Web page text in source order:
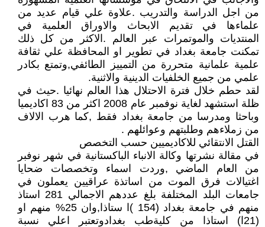
من اجل الدراسة والتدريب .علاوة علي قيام عديد من
علماءها في تقديم الابحاث والاوراق العلمية في
المنتديات والموتمرات عبر العالم .الاكثر من كل ذلك
تمكنت جامعة بغداد في تطوير او المحافظة علي ثقافة
علمية علمانية متحررة من التمييز الطائفي,وتمتع بكادر
علمي من جميع الخلفيات الدينية والاثنية.
لقد حطم خلال فترة الاحتلال هذا العالم نهائيا .حيث في
ظلة استشهد لغاية نوفمبر عام 2008 اكثر من 83 اكاديميا
وباحثا ومدرسا من جامعة بغداد فقط ,كما هرب الالاف
من زملاءهم وطلبتهم وعوائلهم .
القتل الانتقائي للاكاديميين حسب التخصص
في مقالة نشرتها وكالة الانباء الباكستانية في شهر نوفبر
من العام الماضي ,وردت اسماء وتخصصات ضحايا
اغتيالات فرق الموت من اساتذة عراقيين يعملون في
جامعات البلد المختلفة بلغ عددهم الاجمالي 281 استاذ
منهم في جامعة بغداد (154 )ا ستاذا,وان 25% منهم او
(21ا) استاذا من كليةطب بغدادوتعتبر اعلي نسبة